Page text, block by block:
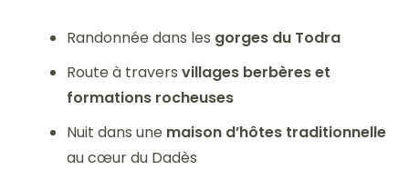
Randonnée dans les gorges du Todra
Route à travers villages berbères et
formations rocheuses
Nuit dans une maison d’hôtes traditionnelle
au cœur du Dadès